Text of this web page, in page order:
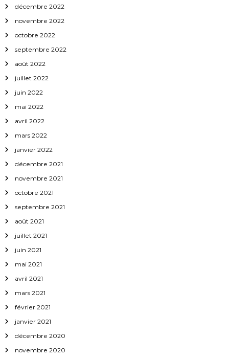
décembre 2022
novembre 2022
octobre 2022
septembre 2022
août 2022
juillet 2022
juin 2022
mai 2022
avril 2022
mars 2022
janvier 2022
décembre 2021
novembre 2021
octobre 2021
septembre 2021
août 2021
juillet 2021
juin 2021
mai 2021
avril 2021
mars 2021
février 2021
janvier 2021
décembre 2020
novembre 2020